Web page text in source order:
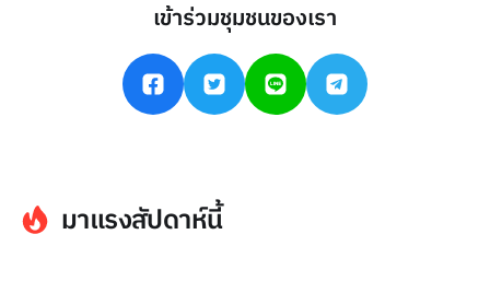
เข้าร่วมชุมชนของเรา
มาแรงสัปดาห์นี้